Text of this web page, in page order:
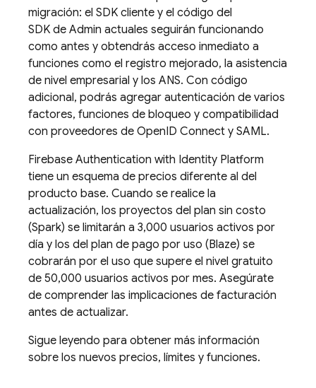
migración: el SDK cliente y el código del
SDK de Admin actuales seguirán funcionando
como antes y obtendrás acceso inmediato a
funciones como el registro mejorado, la asistencia
de nivel empresarial y los ANS. Con código
adicional, podrás agregar autenticación de varios
factores, funciones de bloqueo y compatibilidad
con proveedores de OpenID Connect y SAML.
Firebase Authentication with Identity Platform
tiene un esquema de precios diferente al del
producto base. Cuando se realice la
actualización, los proyectos del plan sin costo
(Spark) se limitarán a 3,000 usuarios activos por
día y los del plan de pago por uso (Blaze) se
cobrarán por el uso que supere el nivel gratuito
de 50,000 usuarios activos por mes. Asegúrate
de comprender las implicaciones de facturación
antes de actualizar.
Sigue leyendo para obtener más información
sobre los nuevos precios, límites y funciones.